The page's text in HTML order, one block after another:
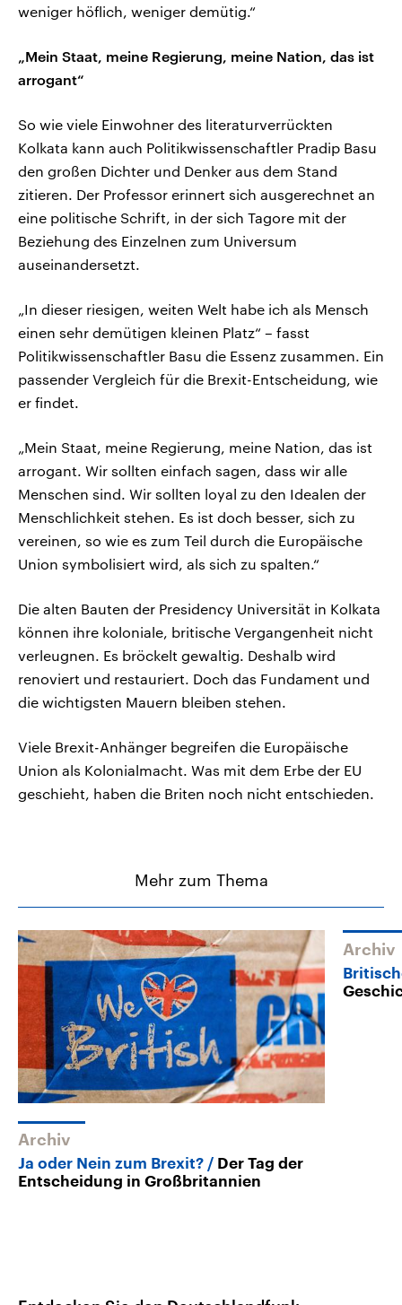
weniger höflich, weniger demütig.“
„Mein Staat, meine Regierung, meine Nation, das ist
arrogant“
So wie viele Einwohner des literaturverrückten
Kolkata kann auch Politikwissenschaftler Pradip Basu
den großen Dichter und Denker aus dem Stand
zitieren. Der Professor erinnert sich ausgerechnet an
eine politische Schrift, in der sich Tagore mit der
Beziehung des Einzelnen zum Universum
auseinandersetzt.
„In dieser riesigen, weiten Welt habe ich als Mensch
einen sehr demütigen kleinen Platz“ – fasst
Politikwissenschaftler Basu die Essenz zusammen. Ein
passender Vergleich für die Brexit-Entscheidung, wie
er findet.
„Mein Staat, meine Regierung, meine Nation, das ist
arrogant. Wir sollten einfach sagen, dass wir alle
Menschen sind. Wir sollten loyal zu den Idealen der
Menschlichkeit stehen. Es ist doch besser, sich zu
vereinen, so wie es zum Teil durch die Europäische
Union symbolisiert wird, als sich zu spalten.“
Die alten Bauten der Presidency Universität in Kolkata
können ihre koloniale, britische Vergangenheit nicht
verleugnen. Es bröckelt gewaltig. Deshalb wird
renoviert und restauriert. Doch das Fundament und
die wichtigsten Mauern bleiben stehen.
Viele Brexit-Anhänger begreifen die Europäische
Union als Kolonialmacht. Was mit dem Erbe der EU
geschieht, haben die Briten noch nicht entschieden.
Mehr zum Thema
Archiv
Ja oder Nein zum Brexit?
Der Tag der
Entscheidung in Großbritannien
Archiv